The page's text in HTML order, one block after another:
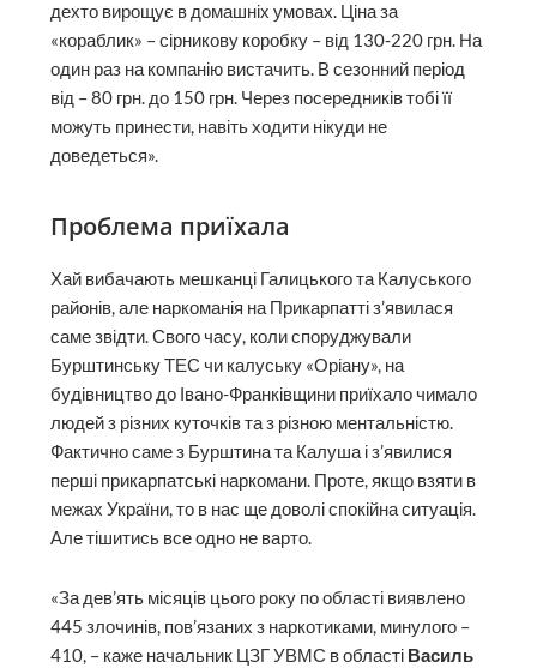
дехто вирощує в домашніх умовах. Ціна за
«кораблик» – сірникову коробку – від 130‑220 грн. На
один раз на компанію вистачить. В сезонний період
від – 80 грн. до 150 грн. Через посередників тобі її
можуть принести, навіть ходити нікуди не
доведеться».
Проблема приїхала
Хай вибачають мешканці Галицького та Калуського
районів, але наркоманія на Прикарпатті з’явилася
саме звідти. Свого часу, коли споруджували
Бурштинську ТЕС чи калуську «Оріану», на
будівництво до Івано-Франківщини приїхало чимало
людей з різних куточків та з різною ментальністю.
Фактично саме з Бурштина та Калуша і з’явилися
перші прикарпатські наркомани. Проте, якщо взяти в
межах України, то в нас ще доволі спокійна ситуація.
Але тішитись все одно не варто.
«За дев’ять місяців цього року по області виявлено
445 злочинів, пов’язаних з наркотиками, минулого –
410, – каже начальник ЦЗГ УВМС в області Василь